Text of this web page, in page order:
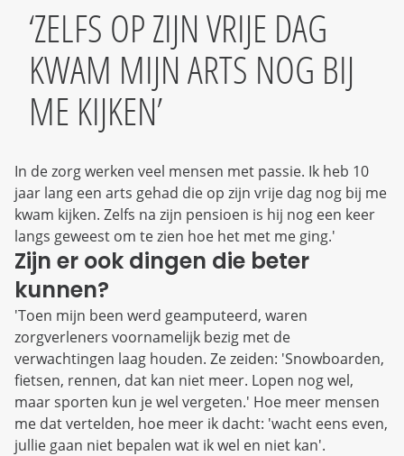
ZELFS OP ZIJN VRIJE DAG
KWAM MIJN ARTS NOG BIJ
ME KIJKEN
In de zorg werken veel mensen met passie. Ik heb 10
jaar lang een arts gehad die op zijn vrije dag nog bij me
kwam kijken. Zelfs na zijn pensioen is hij nog een keer
langs geweest om te zien hoe het met me ging.'
Zijn er ook dingen die beter
kunnen?
'Toen mijn been werd geamputeerd, waren
zorgverleners voornamelijk bezig met de
verwachtingen laag houden. Ze zeiden: 'Snowboarden,
fietsen, rennen, dat kan niet meer. Lopen nog wel,
maar sporten kun je wel vergeten.' Hoe meer mensen
me dat vertelden, hoe meer ik dacht: 'wacht eens even,
jullie gaan niet bepalen wat ik wel en niet kan'.